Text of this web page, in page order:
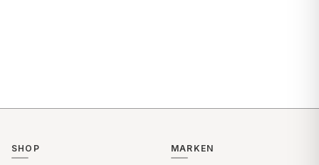
SHOP MARKEN